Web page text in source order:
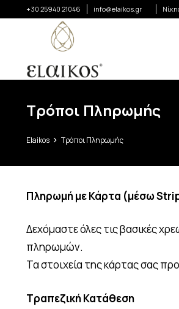
+30 25940 21046 info@elaikos.gr
Τρόποι Πληρωμής
Elaikos Τρόποι Πληρωμής
Πληρωμή με Κάρτα (μέσω
Δεχόμαστε όλες τις βασικές
πληρωμών.
Τα στοιχεία της κάρτας σας
Τραπεζική Κατάθεση